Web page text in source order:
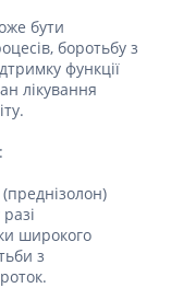
бути
боротьбу з
функції
лікування
широкого
з